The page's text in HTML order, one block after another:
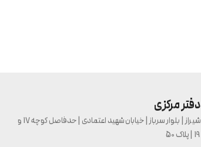
دفتر مرکزی
شیراز | بلوار سرباز | خیابان شهید اعتمادی | حدفاصل کوچه 17 و
19 | پلاک 50